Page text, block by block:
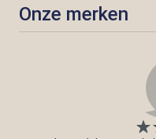
Onze merken